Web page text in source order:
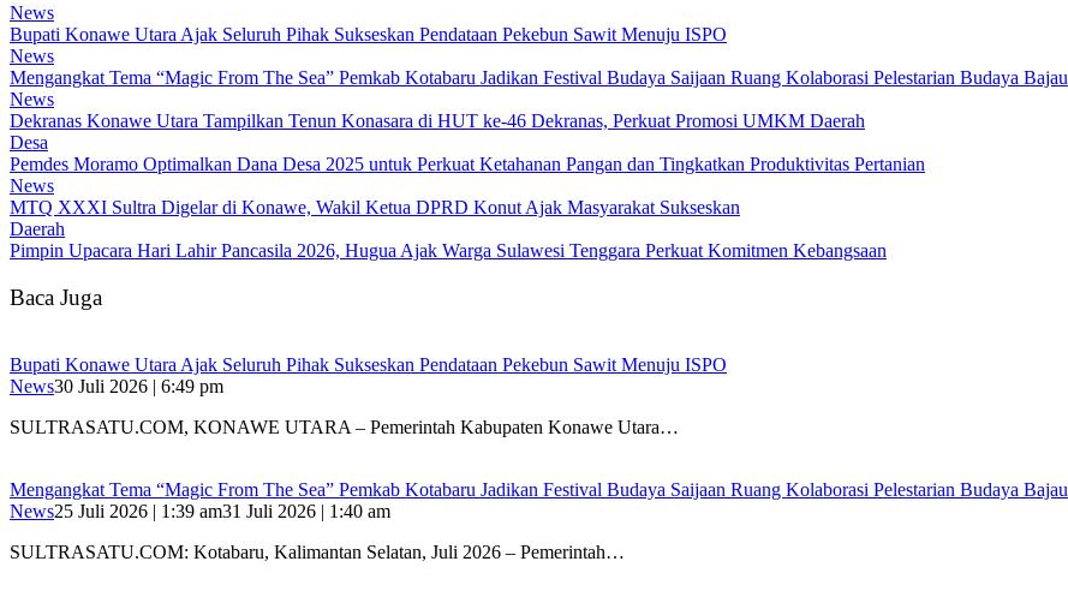
News
Bupati Konawe Utara Ajak Seluruh Pihak Sukseskan Pendataan Pekebun Sawit Menuju ISPO
News
Mengangkat Tema “Magic From The Sea” Pemkab Kotabaru Jadikan Festival Budaya Saijaan Ruang Kolaborasi Pelestarian Budaya Bajau
News
Dekranas Konawe Utara Tampilkan Tenun Konasara di HUT ke-46 Dekranas, Perkuat Promosi UMKM Daerah
Desa
Pemdes Moramo Optimalkan Dana Desa 2025 untuk Perkuat Ketahanan Pangan dan Tingkatkan Produktivitas Pertanian
News
MTQ XXXI Sultra Digelar di Konawe, Wakil Ketua DPRD Konut Ajak Masyarakat Sukseskan
Daerah
Pimpin Upacara Hari Lahir Pancasila 2026, Hugua Ajak Warga Sulawesi Tenggara Perkuat Komitmen Kebangsaan
Baca Juga
Bupati Konawe Utara Ajak Seluruh Pihak Sukseskan Pendataan Pekebun Sawit Menuju ISPO
News30 Juli 2026 | 6:49 pm
SULTRASATU.COM, KONAWE UTARA – Pemerintah Kabupaten Konawe Utara…
Mengangkat Tema “Magic From The Sea” Pemkab Kotabaru Jadikan Festival Budaya Saijaan Ruang Kolaborasi Pelestarian Budaya Bajau
News25 Juli 2026 | 1:39 am31 Juli 2026 | 1:40 am
SULTRASATU.COM: Kotabaru, Kalimantan Selatan, Juli 2026 – Pemerintah…